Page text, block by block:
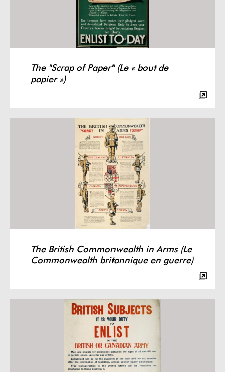
The "Scrap of Paper" (Le « bout de
papier »)
The British Commonwealth in Arms (Le
Commonwealth britannique en guerre)